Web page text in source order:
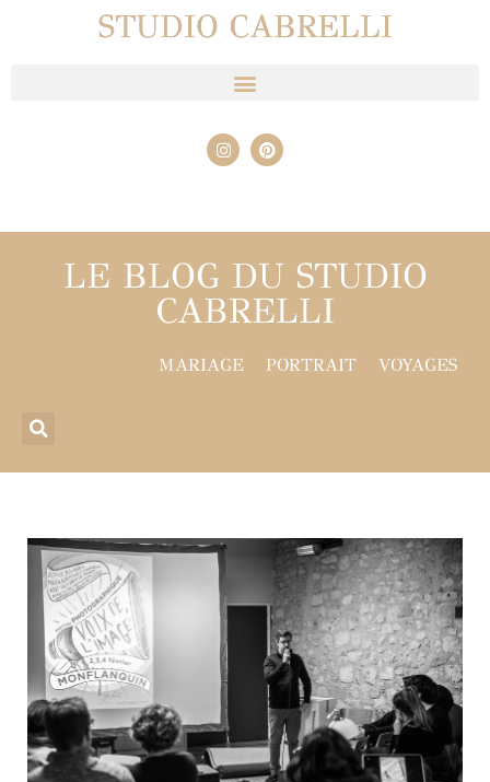
STUDIO CABRELLI
LE BLOG DU STUDIO
CABRELLI
MARIAGE PORTRAIT VOYAGES